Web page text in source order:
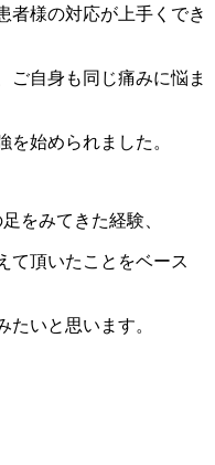
者様の対応が上手くでき
ご自身も同じ痛みに悩ま
を始められました。
をみてきた経験、
て頂いたことをベース
いと思います。